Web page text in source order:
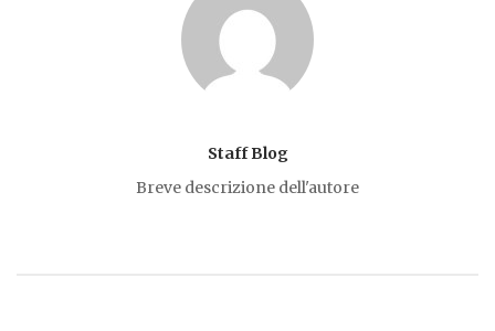
Staff Blog
Breve descrizione dell'autore